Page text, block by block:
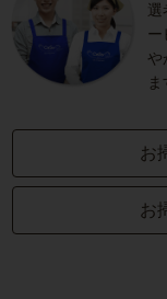
選
ー
や
ま
お
お